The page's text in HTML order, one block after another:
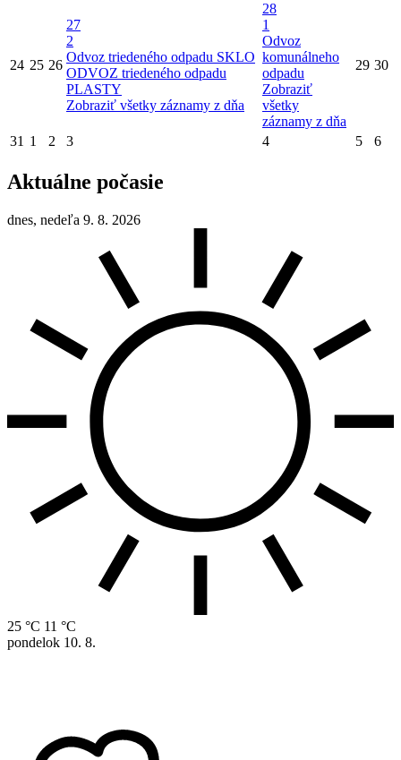
24 25 26
27
2
Odvoz triedeného odpadu SKLO
ODVOZ triedeného odpadu
PLASTY
Zobraziť všetky záznamy z dňa
28
1
Odvoz
komunálneho
odpadu
Zobraziť
všetky
záznamy z dňa
29 30
31 1 2 3 4 5 6
Aktuálne počasie
dnes, nedeľa 9. 8. 2026
25 °C 11 °C
pondelok 10. 8.